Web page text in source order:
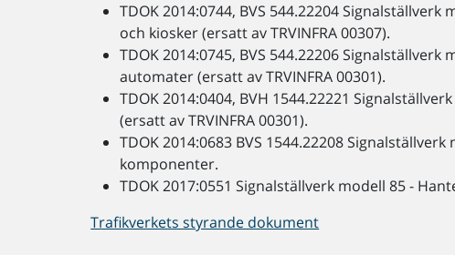
TDOK 2014:0744, BVS 544.22204
och kiosker (ersatt av TRVINFRA 00307).
TDOK 2014:0745, BVS 544.22206
automater (ersatt av TRVINFRA 00301).
TDOK 2014:0404, BVH 1544.22221
(ersatt av TRVINFRA 00301).
TDOK 2014:0683 BVS 1544.22208
komponenter.
TDOK 2017:0551 Signalställverk modell 85 -
Trafikverkets styrande dokument